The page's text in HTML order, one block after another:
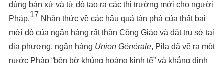
dùng bản xứ và từ đó tạo ra các thị trường mới cho người
Pháp.17 Nhận thức về các hậu quả tàn phá của thất bại
mới đó của ngân hàng rất thân Công Giáo và đặt trụ sở tại
địa phương, ngân hàng Union Générale, Pila đã vẽ ra một
nước Pháp “bên bờ khủng hoảng kinh tế” và khẳng định